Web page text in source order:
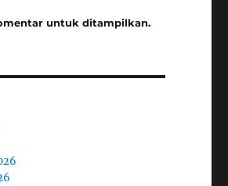
untuk ditampilkan.